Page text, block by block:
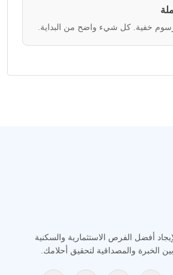
خفية. كل شيء واضح من البداية.
أفضل الفرص الاستثمارية والسكنية
الخبرة والمصداقية لتحقيق أحلامك.